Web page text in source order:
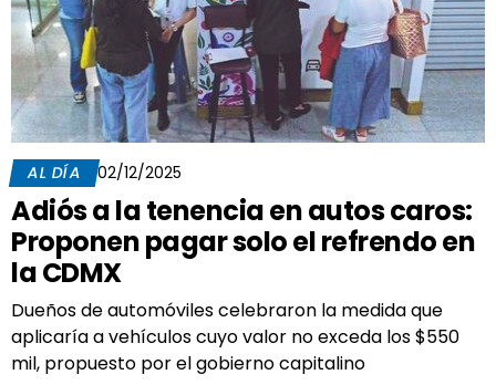
AL DÍA 02/12/2025
Adiós a la tenencia en autos caros:
Proponen pagar solo el refrendo en
la CDMX
Dueños de automóviles celebraron la medida que
aplicaría a vehículos cuyo valor no exceda los $550
mil, propuesto por el gobierno capitalino